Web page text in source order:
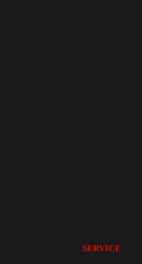
SERVICE